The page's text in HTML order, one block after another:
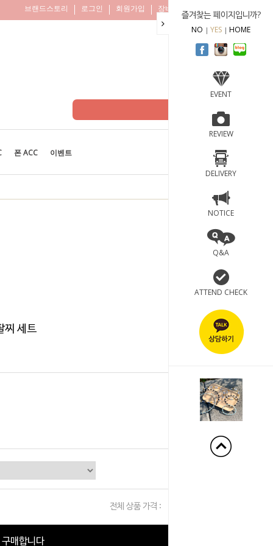
즐겨찾는 페이지입니까?
NO YES HOME
EVENT
REVIEW
DELIVERY
NOTICE
Q&A
ATTEND CHECK
브랜드스토리 로그인 회원가입 장바구니
폰 ACC 이벤트
찌 세트
전체 상품 가격 :
구매합니다